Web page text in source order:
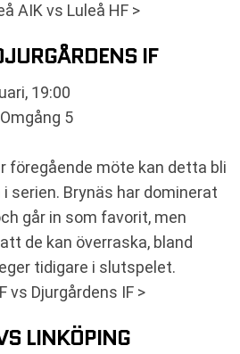
AIK vs Luleå HF >
IF
19:00
5
föregående möte kan detta bli
serien. Brynäs har dominerat
går in som favorit, men
de kan överraska, bland
tidigare i slutspelet.
vs Djurgårdens IF >
LINKÖPING